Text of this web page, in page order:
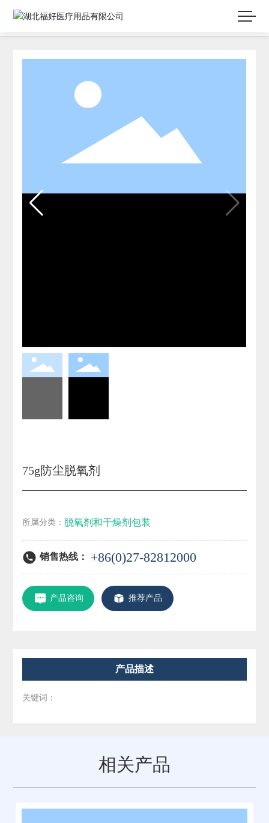
首页 脱氧剂和干燥剂包装
75g防尘脱氧剂
所属分类： 脱氧剂和干燥剂包装
销售热线： +86(0)27-82812000
产品咨询 推荐产品
产品描述
关键词：
相关产品